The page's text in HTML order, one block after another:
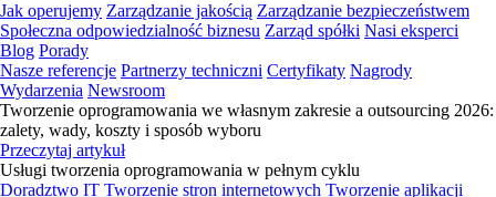
Jak operujemy Zarządzanie jakością Zarządzanie bezpieczeństwem
Społeczna odpowiedzialność biznesu Zarząd spółki Nasi eksperci
Blog Porady
Nasze referencje Partnerzy techniczni Certyfikaty Nagrody
Wydarzenia Newsroom
Tworzenie oprogramowania we własnym zakresie a outsourcing 2026:
zalety, wady, koszty i sposób wyboru
Przeczytaj artykuł
Usługi tworzenia oprogramowania w pełnym cyklu
Doradztwo IT Tworzenie stron internetowych Tworzenie aplikacji